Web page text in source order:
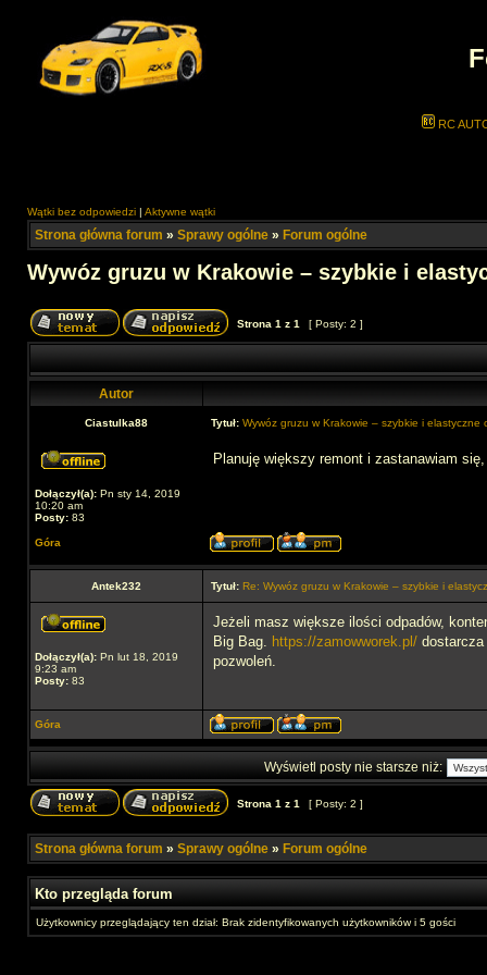
RC
Wątki bez odpowiedzi | Aktywne wątki
Strona główna forum » Sprawy ogólne » Forum ogólne
Wywóz gruzu w Krakowie – szybkie i
Strona 1 z 1 [ Posty: 2 ]
Autor
Ciastulka88 Tytuł: Wywóz gruzu w Krakowie – szybkie i elastyczne
Dołączył(a): Pn sty 14, 2019
10:20 am
Posty: 83
Planuję większy remont i zastanawiam
Góra
Antek232 Tytuł: Re: Wywóz gruzu w Krakowie – szybkie i
Dołączył(a): Pn lut 18, 2019
9:23 am
Posty: 83
Jeżeli masz większe ilości odpadów,
Big Bag. https://zamowworek.pl/
pozwoleń.
Góra
Wyświetl posty nie starsze niż:
Strona 1 z 1 [ Posty: 2 ]
Strona główna forum » Sprawy ogólne » Forum ogólne
Kto przegląda forum
Użytkownicy przeglądający ten dział: Brak zidentyfikowanych użytkowników i 5 gości